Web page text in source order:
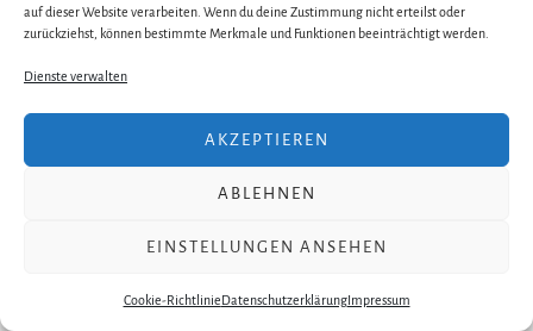
auf dieser Website verarbeiten. Wenn du deine Zustimmung nicht erteilst oder
zurückziehst, können bestimmte Merkmale und Funktionen beeinträchtigt werden.
Dienste verwalten
AKZEPTIEREN
ABLEHNEN
EINSTELLUNGEN ANSEHEN
Cookie-RichtlinieDatenschutzerklärungImpressum
Kommentar*